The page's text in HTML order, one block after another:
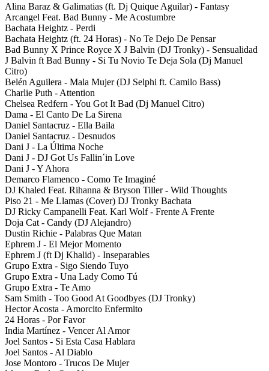
Alina Baraz & Galimatias (ft. Dj Quique Aguilar) - Fantasy
Arcangel Feat. Bad Bunny - Me Acostumbre
Bachata Heightz - Perdi
Bachata Heightz (ft. 24 Horas) - No Te Dejo De Pensar
Bad Bunny X Prince Royce X J Balvin (DJ Tronky) - Sensualidad
J Balvin ft Bad Bunny - Si Tu Novio Te Deja Sola (Dj Manuel
Citro)
Belén Aguilera - Mala Mujer (DJ Selphi ft. Camilo Bass)
Charlie Puth - Attention
Chelsea Redfern - You Got It Bad (Dj Manuel Citro)
Dama - El Canto De La Sirena
Daniel Santacruz - Ella Baila
Daniel Santacruz - Desnudos
Dani J - La Última Noche
Dani J - DJ Got Us Fallin´in Love
Dani J - Y Ahora
Demarco Flamenco - Como Te Imaginé
DJ Khaled Feat. Rihanna & Bryson Tiller - Wild Thoughts
Piso 21 - Me Llamas (Cover) DJ Tronky Bachata
DJ Ricky Campanelli Feat. Karl Wolf - Frente A Frente
Doja Cat - Candy (DJ Alejandro)
Dustin Richie - Palabras Que Matan
Ephrem J - El Mejor Momento
Ephrem J (ft Dj Khalid) - Inseparables
Grupo Extra - Sigo Siendo Tuyo
Grupo Extra - Una Lady Como Tú
Grupo Extra - Te Amo
Sam Smith - Too Good At Goodbyes (DJ Tronky)
Hector Acosta - Amorcito Enfermito
24 Horas - Por Favor
India Martínez - Vencer Al Amor
Joel Santos - Si Esta Casa Hablara
Joel Santos - Al Diablo
Jose Montoro - Trucos De Mujer